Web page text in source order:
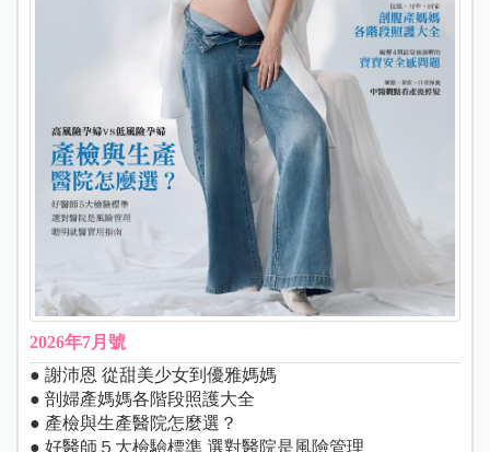
2026年7月號
● 謝沛恩 從甜美少女到優雅媽媽
● 剖婦產媽媽各階段照護大全
● 產檢與生產醫院怎麼選？
● 好醫師５大檢驗標準 選對醫院是風險管理